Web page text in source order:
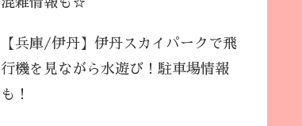
【兵庫/伊丹】伊丹スカイパークで飛
行機を見ながら水遊び！駐車場情報
も！